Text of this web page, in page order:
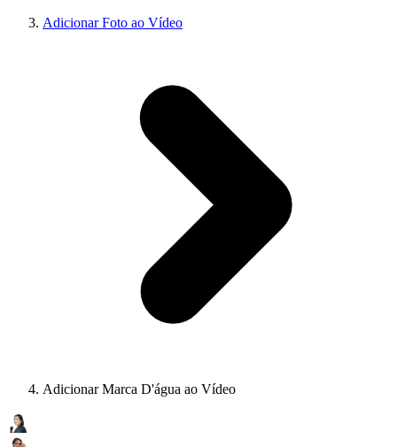
Adicionar Foto ao Vídeo
Adicionar Marca D'água ao Vídeo